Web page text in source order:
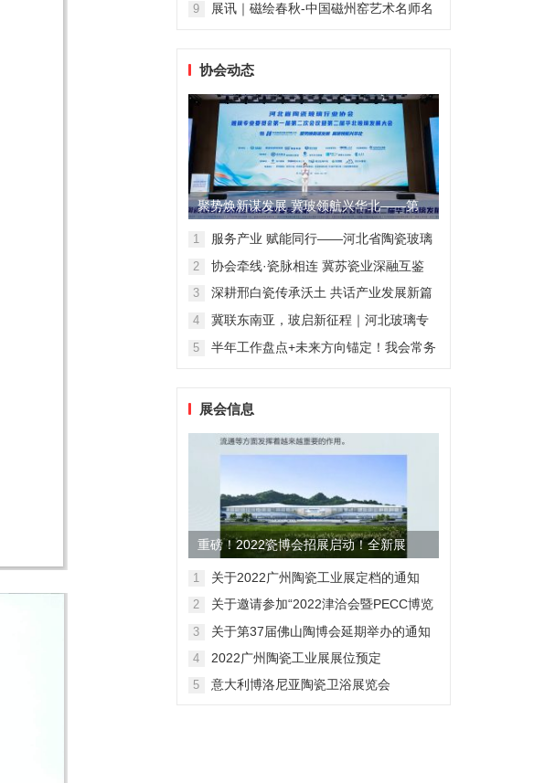
9
展讯｜磁绘春秋-中国磁州窑艺术名师名
协会动态
聚势焕新谋发展 冀玻领航兴华北——第
二届华北玻璃发展大会在石...
1
服务产业 赋能同行——河北省陶瓷玻璃
行业交流会圆满落幕
2 协会牵线·瓷脉相连 冀苏瓷业深融互鉴
3
深耕邢白瓷传承沃土 共话产业发展新篇
内丘邢白瓷相关企业与文化场馆
4
冀联东南亚，玻启新征程｜河北玻璃专
路
5
半年工作盘点+未来方向锚定！我会常务
展会信息
重磅！2022瓷博会招展启动！全新展
馆！展位费5折！
1 关于2022广州陶瓷工业展定档的通知
2
关于邀请参加“2022津洽会暨PECC博览
3 关于第37届佛山陶博会延期举办的通知
4 2022广州陶瓷工业展展位预定
5 意大利博洛尼亚陶瓷卫浴展览会